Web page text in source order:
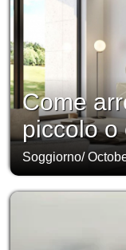
Come
piccolo o
Soggiorno/